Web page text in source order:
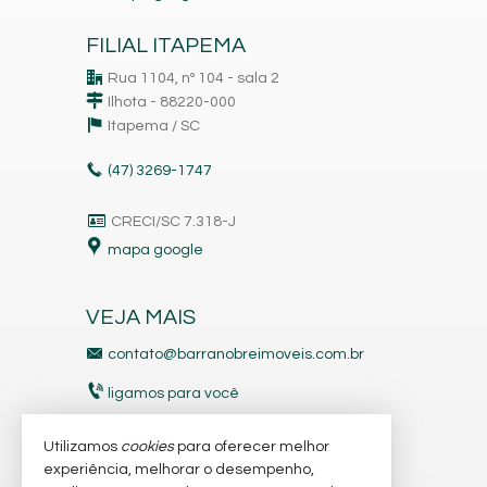
FILIAL ITAPEMA
Rua 1104, nº 104 - sala 2
Ilhota - 88220-000
Itapema / SC
(47) 3269-1747
CRECI/SC 7.318-J
mapa google
VEJA MAIS
contato@barranobreimoveis.com.br
ligamos para você
Utilizamos cookiespara oferecer melhor
experiência, melhorar o desempenho,